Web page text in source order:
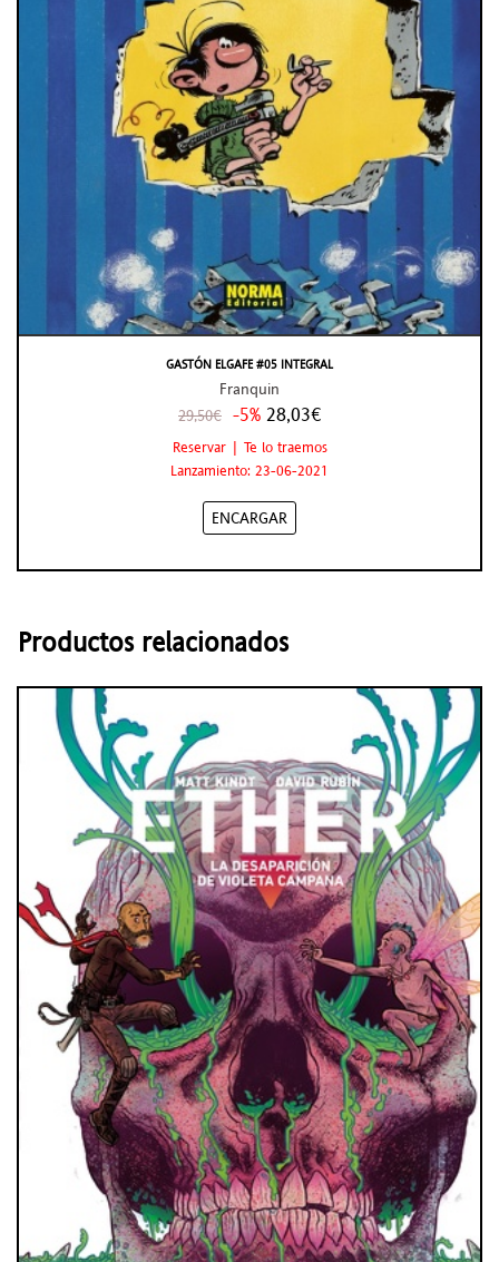
GASTÓN ELGAFE #05 INTEGRAL
Franquin
29,50€ -5% 28,03€
Reservar | Te lo traemos
Lanzamiento: 23-06-2021
ENCARGAR
Productos relacionados